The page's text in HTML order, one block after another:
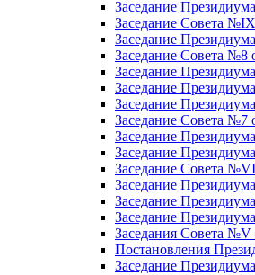
Заседание
Заседание Совета
Заседание
Заседание Совета №8
Заседание
Заседание
Заседание
Заседание Совета №7
Заседание
Заседание
Заседание Совета
Заседание
Заседание
Заседание
Заседания Совета №V
Постановления
Заседание